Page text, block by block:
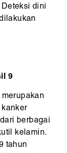
dini
9
berbagai
kelamin.
tahun